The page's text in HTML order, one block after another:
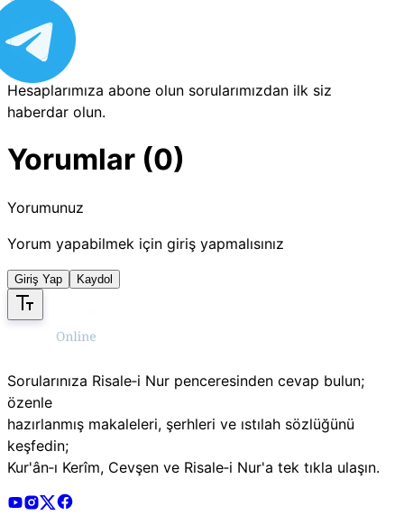
Hesaplarımıza abone olun sorularımızdan ilk siz
haberdar olun.
Yorumlar (0)
Yorumunuz
Yorum yapabilmek için giriş yapmalısınız
Giriş Yap Kaydol
Sorularınıza Risale‑i Nur penceresinden cevap bulun;
özenle
hazırlanmış makaleleri, şerhleri ve ıstılah sözlüğünü
keşfedin;
Kur'ân‑ı Kerîm, Cevşen ve Risale‑i Nur'a tek tıkla ulaşın.
Risale Online Youtube Hesabı
Risale Online Instagram Hesabı
Risale Online X Hesabı